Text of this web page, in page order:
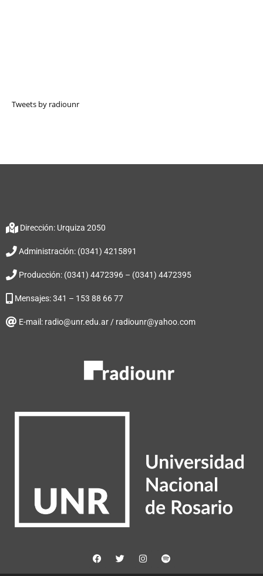
Tweets by radiounr
Dirección: Urquiza 2050
Administración: (0341) 4215891
Producción: (0341) 4472396 – (0341) 4472395
Mensajes: 341 – 153 88 66 77
E-mail: radio@unr.edu.ar / radiounr@yahoo.com